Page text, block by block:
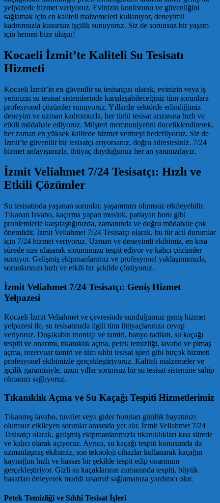
yelpazede hizmet veriyoruz. Evinizin konforunu ve güvenliğini
sağlamak için en kaliteli malzemeleri kullanıyor, deneyimli
kadromuzla kusursuz işçilik sunuyoruz. Siz de sorunsuz bir yaşam
için hemen bize ulaşın!
Kocaeli İzmit’te Kaliteli Su Tesisatı
Hizmeti
Kocaeli İzmit’in en güvenilir su tesisatçısı olarak, evinizin veya iş
yerinizin su tesisat sistemlerinde karşılaşabileceğiniz tüm sorunlara
profesyonel çözümler sunuyoruz. Yıllardır sektörde edindiğimiz
deneyim ve uzman kadromuzla, her türlü tesisat arızasına hızlı ve
etkili müdahale ediyoruz. Müşteri memnuniyetini önceliklendirerek,
her zaman en yüksek kalitede hizmet vermeyi hedefliyoruz. Siz de
İzmit’te güvenilir bir tesisatçı arıyorsanız, doğru adrestesiniz. 7/24
hizmet anlayışımızla, ihtiyaç duyduğunuz her an yanınızdayız.
İzmit Veliahmet 7/24 Tesisatçı: Hızlı ve
Etkili Çözümler
Su tesisatında yaşanan sorunlar, yaşamınızı olumsuz etkileyebilir.
Tıkanan lavabo, kaçırma yapan musluk, patlayan boru gibi
problemlerle karşılaştığınızda, zamanında ve doğru müdahale çok
önemlidir. İzmit Veliahmet 7/24 Tesisatçı olarak, bu tür acil durumlar
için 7/24 hizmet veriyoruz. Uzman ve deneyimli ekibimiz, en kısa
sürede size ulaşarak sorununuzu tespit ediyor ve kalıcı çözümler
sunuyor. Gelişmiş ekipmanlarımız ve profesyonel yaklaşımımızla,
sorunlarınızı hızlı ve etkili bir şekilde çözüyoruz.
İzmit Veliahmet 7/24 Tesisatçı: Geniş Hizmet
Yelpazesi
Kocaeli İzmit Veliahmet ve çevresinde sunduğumuz geniş hizmet
yelpazesi ile, su tesisatınızla ilgili tüm ihtiyaçlarınıza cevap
veriyoruz. Duşakabin montajı ve tamiri, banyo tadilatı, su kaçağı
tespiti ve onarımı, tıkanıklık açma, petek temizliği, lavabo ve pimaş
açma, rezervuar tamiri ve tüm sıhhi tesisat işleri gibi birçok hizmeti
profesyonel ekibimizle gerçekleştiriyoruz. Kaliteli malzemeler ve
işçilik garantisiyle, uzun yıllar sorunsuz bir su tesisat sistemine sahip
olmanızı sağlıyoruz.
Tıkanıklık Açma ve Su Kaçağı Tespiti Hizmetlerimiz
Tıkanmış lavabo, tuvalet veya gider boruları günlük hayatınızı
olumsuz etkileyen sorunlar arasında yer alır. İzmit Veliahmet 7/24
Tesisatçı olarak, gelişmiş ekipmanlarımızla tıkanıklıkları kısa sürede
ve kalıcı olarak açıyoruz. Ayrıca, su kaçağı tespiti konusunda da
uzmanlaşmış ekibimiz, son teknoloji cihazlar kullanarak kaçağın
kaynağını hızlı ve hassas bir şekilde tespit edip onarımını
gerçekleştiriyor. Gizli su kaçaklarının zamanında tespiti, büyük
hasarları önleyerek maddi tasarruf sağlamanıza yardımcı olur.
Petek Temizliği ve Sıhhi Tesisat İşleri